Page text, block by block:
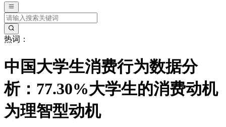
热词：
中国大学生消费行为数据分
析：77.30%大学生的消费动机
为理智型动机